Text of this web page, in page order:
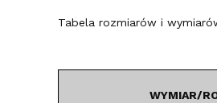
Tabela rozmiarów i
WYMIAR/